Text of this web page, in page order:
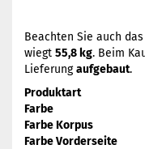
Beachten Sie auch
wiegt 55,8 kg. Beim
Lieferungaufgebaut.
Produktart
Farbe
Farbe Korpus
Farbe Vorderseite